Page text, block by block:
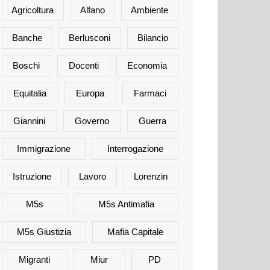
Agricoltura Alfano Ambiente
Banche Berlusconi Bilancio
Boschi Docenti Economia
Equitalia Europa Farmaci
Giannini Governo Guerra
Immigrazione Interrogazione
Istruzione Lavoro Lorenzin
M5s M5s Antimafia
M5s Giustizia Mafia Capitale
Migranti Miur PD